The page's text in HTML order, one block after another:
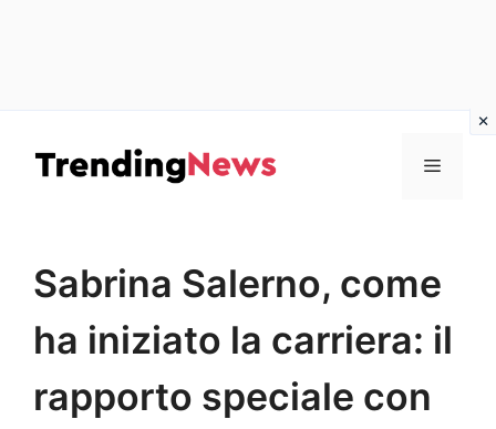
contenuto
Menu
Sabrina Salerno, come
ha iniziato la carriera: il
rapporto speciale con